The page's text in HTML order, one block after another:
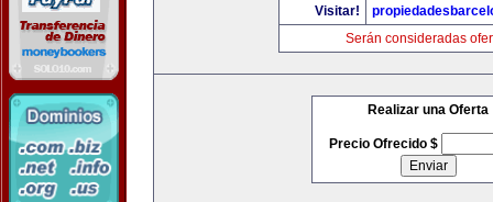
Visitar!
Serán consideradas
Realizar una Oferta
Precio Ofrecido $